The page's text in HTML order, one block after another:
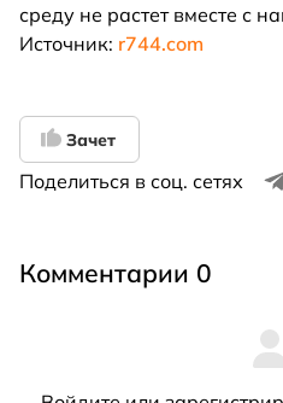
среду не растет вместе с
Источник: r744.com
Зачет
Поделиться в соц. сетях
Комментарии 0